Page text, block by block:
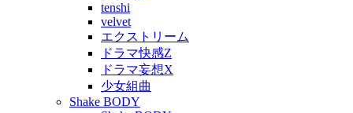
tenshi
velvet
エクストリーム
ドラマ快感Z
ドラマ妄想X
少女組曲
Shake BODY